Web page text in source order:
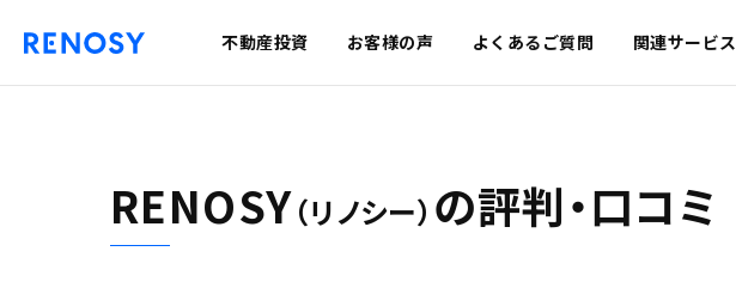
不動産投資 お客様の声 よくあるご質問 関連サービス
RENOSY（リノシー） の評判・口コミ